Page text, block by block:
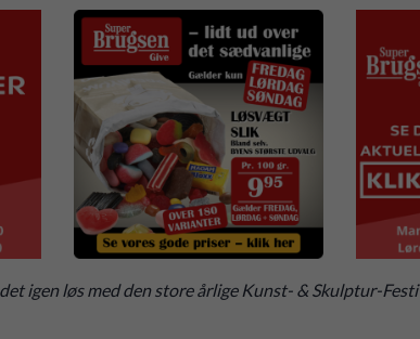
igen løs med den store årlige Kunst- & Skulptur-